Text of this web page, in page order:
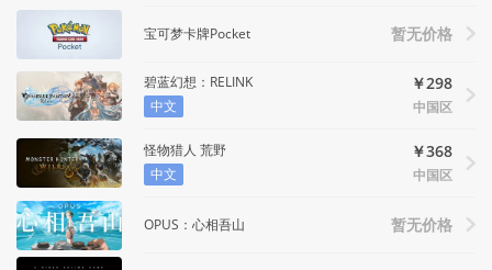
宝可梦卡牌Pocket 暂无价格
碧蓝幻想：RELINK
中文
￥298
中国区
怪物猎人 荒野
中文
￥368
中国区
OPUS：心相吾山 暂无价格